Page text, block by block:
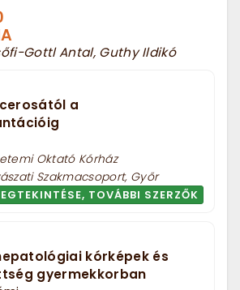
Gottl Antal, Guthy Ildikó
a
Oktató Kórház
Szakmacsoport, Győr
TOVÁBBI SZERZŐK
kórképek és
gyermekkorban